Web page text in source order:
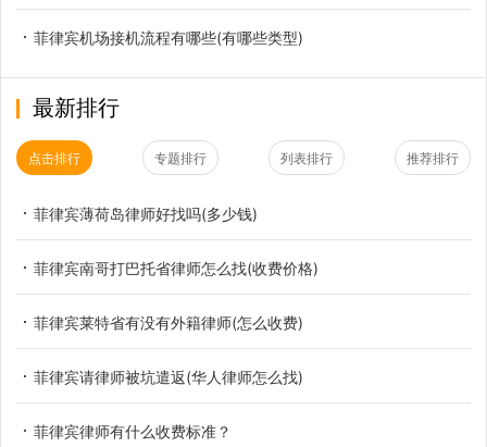
菲律宾机场接机流程有哪些(有哪些类型)
最新排行
点击排行 专题排行 列表排行 推荐排行
菲律宾薄荷岛律师好找吗(多少钱)
菲律宾南哥打巴托省律师怎么找(收费价格)
菲律宾莱特省有没有外籍律师(怎么收费)
菲律宾请律师被坑遣返(华人律师怎么找)
菲律宾律师有什么收费标准？